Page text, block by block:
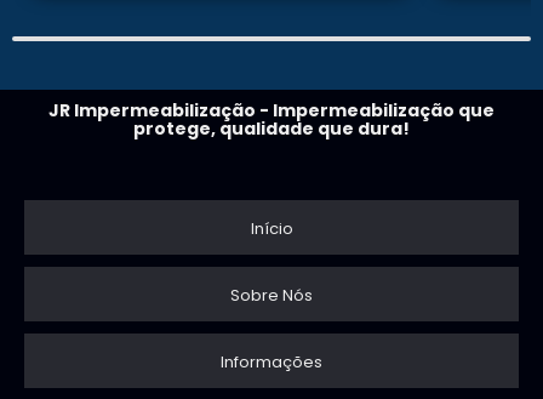
JR Impermeabilização - Impermeabilização que
protege, qualidade que dura!
Início
Sobre Nós
Informações